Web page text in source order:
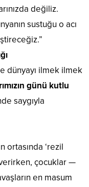
değiliz.
sustuğu o acı
dünyayı ilmek ilmek
günü kutlu
saygıyla
ortasında ‘rezil
çocuklar —
en masum